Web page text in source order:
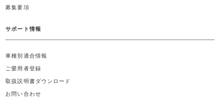
募集要項
サポート情報
車種別適合情報
ご愛用者登録
取扱説明書ダウンロード
お問い合わせ